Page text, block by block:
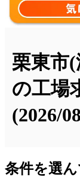
栗東市
の工場
(2026/
条件を選